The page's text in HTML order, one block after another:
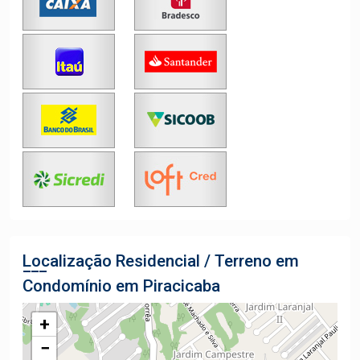
Localização Residencial / Terreno em
Condomínio em Piracicaba
+
−